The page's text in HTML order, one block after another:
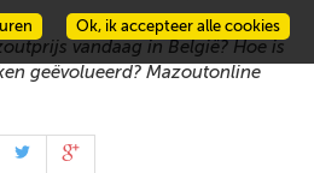
vandaag in België? Hoe is
geëvolueerd? Mazoutonline
Ok, ik accepteer alle cookies